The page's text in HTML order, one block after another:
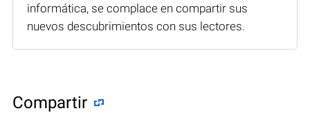
informática, se complace en compartir sus
nuevos descubrimientos con sus lectores.
Compartir